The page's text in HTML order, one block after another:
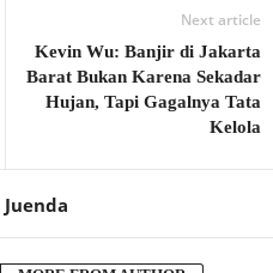
Next article
Kevin Wu: Banjir di Jakarta
Barat Bukan Karena Sekadar
Hujan, Tapi Gagalnya Tata
Kelola